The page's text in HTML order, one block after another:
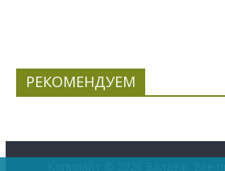
РЕКОМЕНДУЕМ